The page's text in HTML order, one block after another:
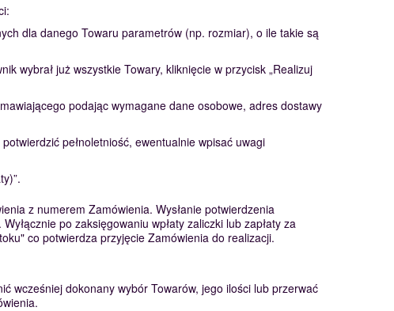
dla danego Towaru parametrów (np. rozmiar), o ile takie są
wybrał już wszystkie Towary, kliknięcie w przycisk „Realizuj
podając wymagane dane osobowe, adres dostawy
pełnoletniość, ewentualnie wpisać uwagi
z numerem Zamówienia. Wysłanie potwierdzenia
po zaksięgowaniu wpłaty zaliczki lub zapłaty za
co potwierdza przyjęcie Zamówienia do realizacji.
wcześniej dokonany wybór Towarów, jego ilości lub przerwać